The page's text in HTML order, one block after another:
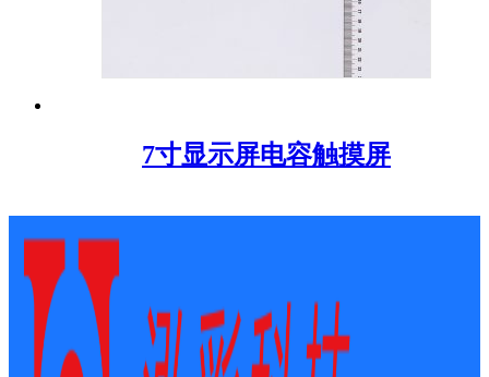
7寸显示屏电容触摸屏